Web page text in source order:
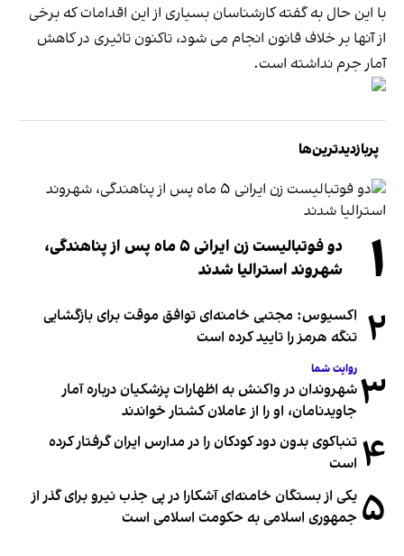
با این حال به گفته کارشناسان بسیاری از این اقدامات که برخی
از آنها بر خلاف قانون انجام می شود، تاکنون تاثیری در کاهش
آمار جرم نداشته است.
پربازدیدترین‌ها
۱
دو فوتبالیست زن ایرانی ۵ ماه پس از پناهندگی،
شهروند استرالیا شدند
۲ اکسیوس: مجتبی خامنه‌ای توافق موقت برای بازگشایی
تنگه هرمز را تایید کرده است
۳ روایت شما
شهروندان در واکنش به اظهارات پزشکیان درباره آمار
جاویدنامان، او را از عاملان کشتار خواندند
۴ تنباکوی بدون دود کودکان را در مدارس ایران گرفتار کرده
است
۵ یکی از بستگان خامنه‌ای آشکارا در پی جذب نیرو برای گذر از
جمهوری اسلامی به حکومت اسلامی است